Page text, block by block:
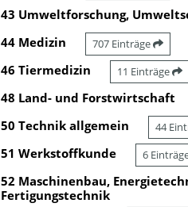
43 Umweltforschung,
44 Medizin 707 Einträge
46 Tiermedizin 11 Einträge
48 Land- und Forstwirtschaft
50 Technik allgemein 44
51 Werkstoffkunde 6
52 Maschinenbau,
Fertigungstechnik